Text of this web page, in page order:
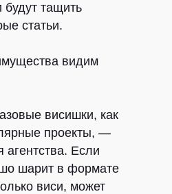
будут тащить
статьи.
видим
висишки, как
проекты, —
агентства. Если
шарит в формате
виси, может
Виси.ру